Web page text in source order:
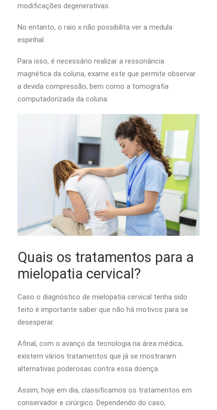
modificações degenerativas.
No entanto, o raio x não possibilita ver a medula
espinhal.
Para isso, é necessário realizar a ressonância
magnética da coluna, exame este que permite observar
a devida compressão, bem como a tomografia
computadorizada da coluna.
Quais os tratamentos para a
mielopatia cervical?
Caso o diagnóstico de mielopatia cervical tenha sido
feito é importante saber que não há motivos para se
desesperar.
Afinal, com o avanço da tecnologia na área médica,
existem vários tratamentos que já se mostraram
alternativas poderosas contra essa doença.
Assim, hoje em dia, classificamos os tratamentos em
conservador e cirúrgico. Dependendo do caso,